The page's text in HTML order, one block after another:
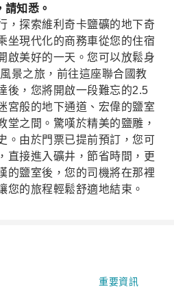
知悉。
，探索維利奇卡鹽礦的地下奇
坐現代化的商務車從您的住宿
啟美好的一天。您可以放鬆身
景之旅，前往這座聯合國教
後，您將開啟一段難忘的2.5
宮般的地下通道、宏偉的鹽室
堂之間。驚嘆於精美的鹽雕，
。由於門票已提前預訂，您可
直接進入礦井，節省時間，更
的鹽室後，您的司機將在那裡
您的旅程輕鬆舒適地結束。
重要資訊